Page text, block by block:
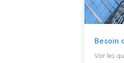
Besoin
Voir les